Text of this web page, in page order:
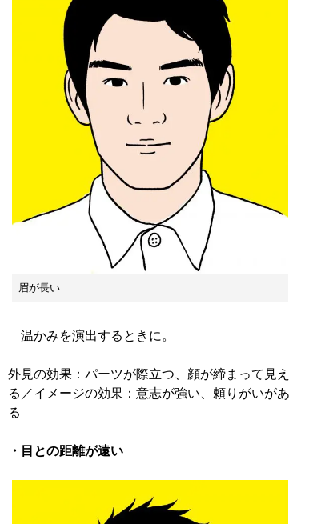
眉が長い
温かみを演出するときに。
外見の効果：パーツが際立つ、顔が締まって見え
る／イメージの効果：意志が強い、頼りがいがあ
る
・目との距離が遠い